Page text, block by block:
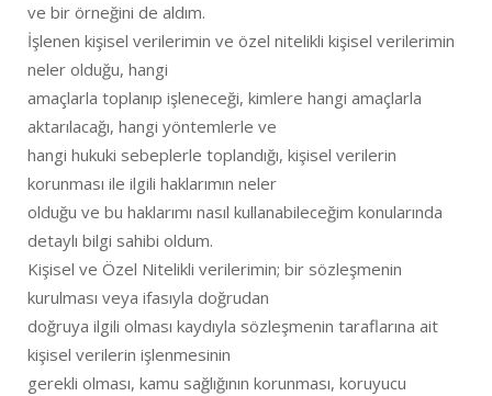
ve bir örneğini de aldım.
İşlenen kişisel verilerimin ve özel nitelikli kişisel verilerimin
neler olduğu, hangi
amaçlarla toplanıp işleneceği, kimlere hangi amaçlarla
aktarılacağı, hangi yöntemlerle ve
hangi hukuki sebeplerle toplandığı, kişisel verilerin
korunması ile ilgili haklarımın neler
olduğu ve bu haklarımı nasıl kullanabileceğim konularında
detaylı bilgi sahibi oldum.
Kişisel ve Özel Nitelikli verilerimin; bir sözleşmenin
kurulması veya ifasıyla doğrudan
doğruya ilgili olması kaydıyla sözleşmenin taraflarına ait
kişisel verilerin işlenmesinin
gerekli olması, kamu sağlığının korunması, koruyucu